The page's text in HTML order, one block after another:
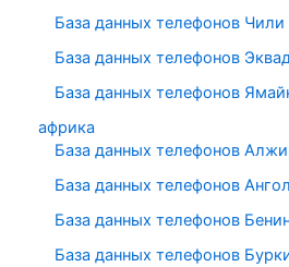
База данных телефонов Чили
База данных телефонов
База данных телефонов
африка
База данных телефонов
База данных телефонов
База данных телефонов
База данных телефонов